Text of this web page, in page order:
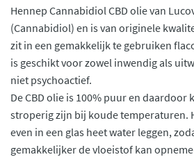
Hennep Cannabidiol CBD olie van
(Cannabidiol) en is van originele
zit in een gemakkelijk te gebruiken
is geschikt voor zowel inwendig als
niet psychoactief.
De CBD olie is 100% puur en daardoor
stroperig zijn bij koude temperaturen.
even in een glas heet water leggen,
gemakkelijker de vloeistof kan